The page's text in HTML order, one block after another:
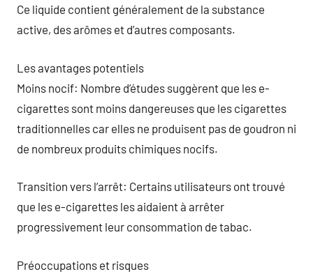
Ce liquide contient généralement de la substance
active, des arômes et d’autres composants.
Les avantages potentiels
Moins nocif: Nombre d’études suggèrent que les e-
cigarettes sont moins dangereuses que les cigarettes
traditionnelles car elles ne produisent pas de goudron ni
de nombreux produits chimiques nocifs.
Transition vers l’arrêt: Certains utilisateurs ont trouvé
que les e-cigarettes les aidaient à arrêter
progressivement leur consommation de tabac.
Préoccupations et risques